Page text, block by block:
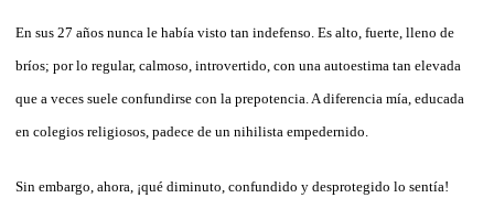
En sus 27 años nunca le había visto tan indefenso. Es alto, fuerte, lleno de
bríos; por lo regular, calmoso, introvertido, con una autoestima tan elevada
que a veces suele confundirse con la prepotencia. A diferencia mía, educada
en colegios religiosos, padece de un nihilista empedernido.
Sin embargo, ahora, ¡qué diminuto, confundido y desprotegido lo sentía!